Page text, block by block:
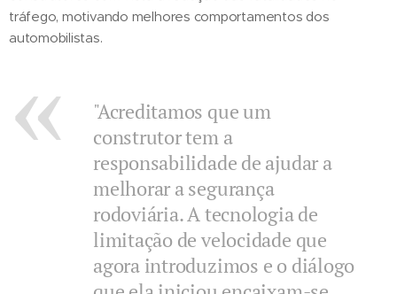
tráfego, motivando melhores comportamentos dos
automobilistas.
"Acreditamos que um
construtor tem a
responsabilidade de ajudar a
melhorar a segurança
rodoviária. A tecnologia de
limitação de velocidade que
agora introduzimos e o diálogo